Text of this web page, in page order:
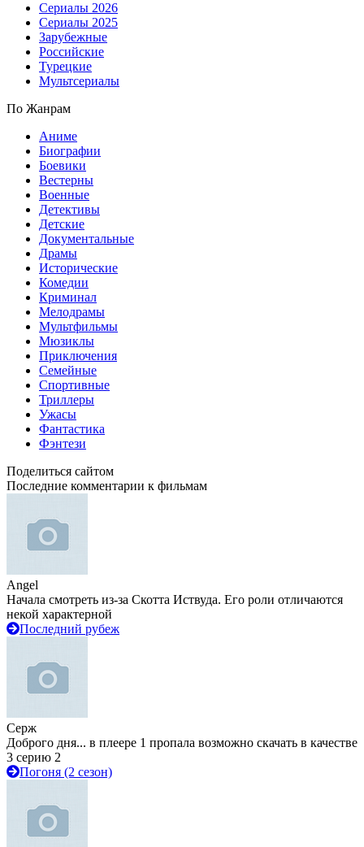
Сериалы 2026
Сериалы 2025
Зарубежные
Российские
Турецкие
Мультсериалы
По Жанрам
Аниме
Биографии
Боевики
Вестерны
Военные
Детективы
Детские
Документальные
Драмы
Исторические
Комедии
Криминал
Мелодрамы
Мультфильмы
Мюзиклы
Приключения
Семейные
Спортивные
Триллеры
Ужасы
Фантастика
Фэнтези
Поделиться сайтом
Последние комментарии к фильмам
Angel
Начала смотреть из-за Скотта Иствуда. Его роли отличаются
некой характерной
Последний рубеж
Серж
Доброго дня... в плеере 1 пропала возможно скачать в качестве
3 серию 2
Погоня (2 сезон)